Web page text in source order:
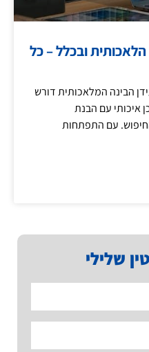
שלילי
ובכלל – כל
הבינה המלאכותית דורש
עם הבנת
עם התפתחות